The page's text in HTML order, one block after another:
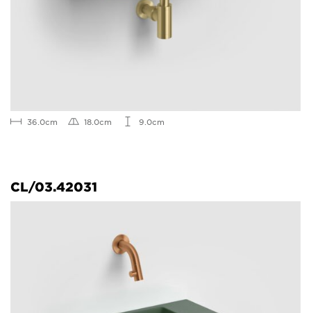
36.0cm 18.0cm 9.0cm
CL/03.42031